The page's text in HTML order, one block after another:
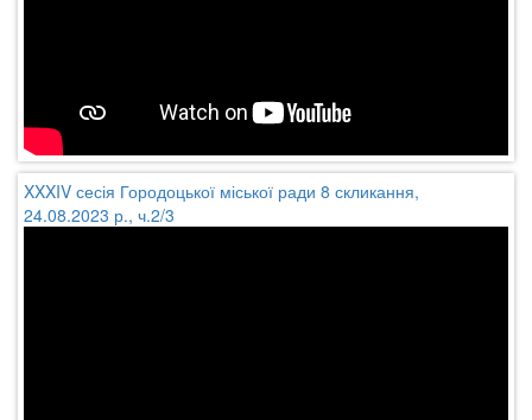
XXXIV сесія Городоцької міської ради 8 скликання,
24.08.2023 р., ч.2/3